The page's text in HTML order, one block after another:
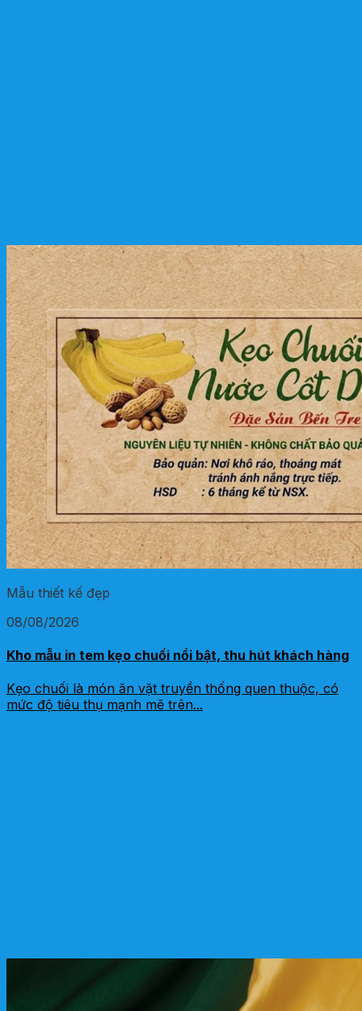
Mẫu thiết kế đẹp
08/08/2026
Kho mẫu in tem kẹo chuối nổi bật, thu hút khách hàng
Kẹo chuối là món ăn vặt truyền thống quen thuộc, có
mức độ tiêu thụ mạnh mẽ trên...